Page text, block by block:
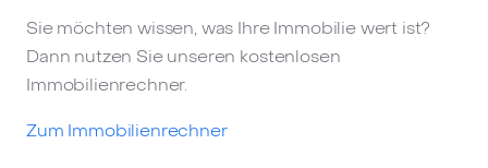
Sie möchten wissen, was Ihre Immobilie wert ist?
Dann nutzen Sie unseren kostenlosen
Immobilienrechner.
Zum Immobilienrechner